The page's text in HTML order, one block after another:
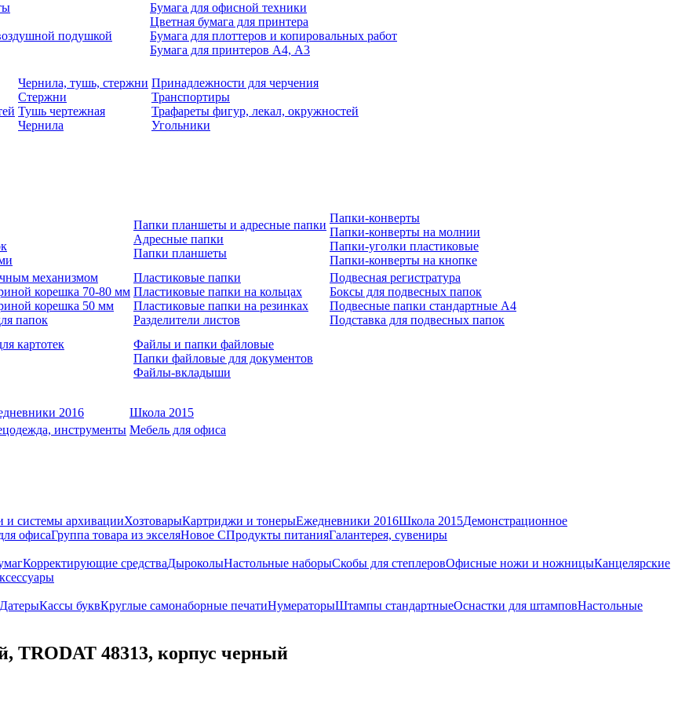
подушкой
Бумага для офисной техники
Цветная бумага для принтера
Бумага для плоттеров и копировальных работ
Бумага для принтеров А4, А3
Чернила, тушь, стержни
Стержни
Тушь чертежная
Чернила
Принадлежности для черчения
Транспортиры
Трафареты фигур, лекал, окружностей
Угольники
Папки планшеты и адресные папки
Адресные папки
Папки планшеты
Папки-конверты
Папки-конверты на молнии
Папки-уголки пластиковые
Папки-конверты на кнопке
механизмом
корешка 70-80 мм
корешка 50 мм
папок
Пластиковые папки
Пластиковые папки на кольцах
Пластиковые папки на резинках
Разделители листов
Подвесная регистратура
Боксы для подвесных папок
Подвесные папки стандартные А4
Подставка для подвесных папок
картотек
Файлы и папки файловые
Папки файловые для документов
Файлы-вкладыши
2016
Школа 2015
инструменты Мебель для офиса
и системы архивацииХозтоварыКартриджи и тонерыЕжедневники 2016Школа 2015Демонстрационное
офисаГруппа товара из экселяНовое СПродукты питанияГалантерея, сувениры
Корректирующие средстваДыроколыНастольные наборыСкобы для степлеровОфисные ножи и ножницыКанцелярские
ДатерыКассы буквКруглые самонаборные печатиНумераторыШтампы стандартныеОснастки для штамповНастольные
TRODAT 48313, корпус черный